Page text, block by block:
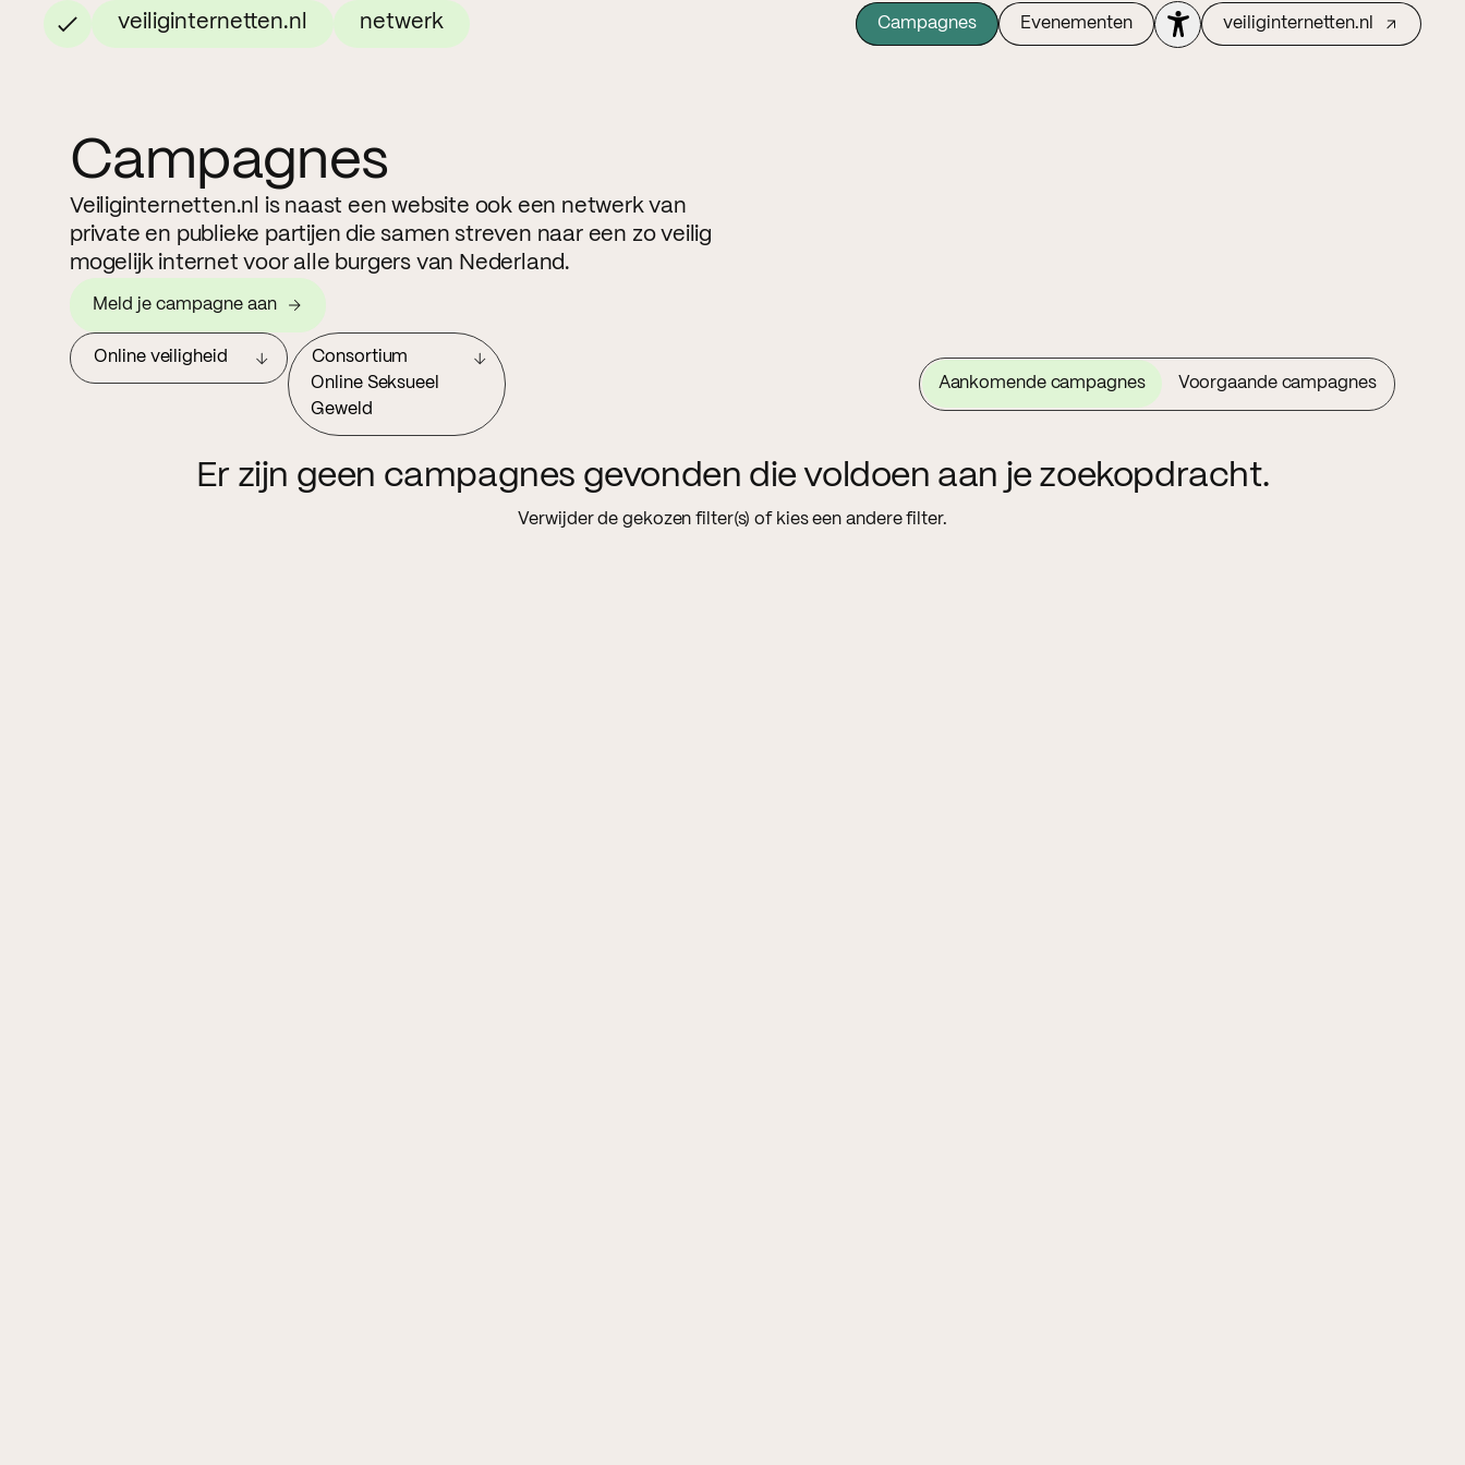
veiliginternetten.nl netwerk Campagnes Evenementen veiliginternetten.nl
Campagnes
Veiliginternetten.nl is naast een website ook een netwerk van
private en publieke partijen die samen streven naar een zo veilig
mogelijk internet voor alle burgers van Nederland.
Meld je campagne aan
Online veiligheid
Consortium
Online Seksueel
Geweld
Aankomende campagnes Voorgaande campagnes
Er zijn geen campagnes gevonden die voldoen aan je zoekopdracht.
Verwijder de gekozen filter(s) of kies een andere filter.